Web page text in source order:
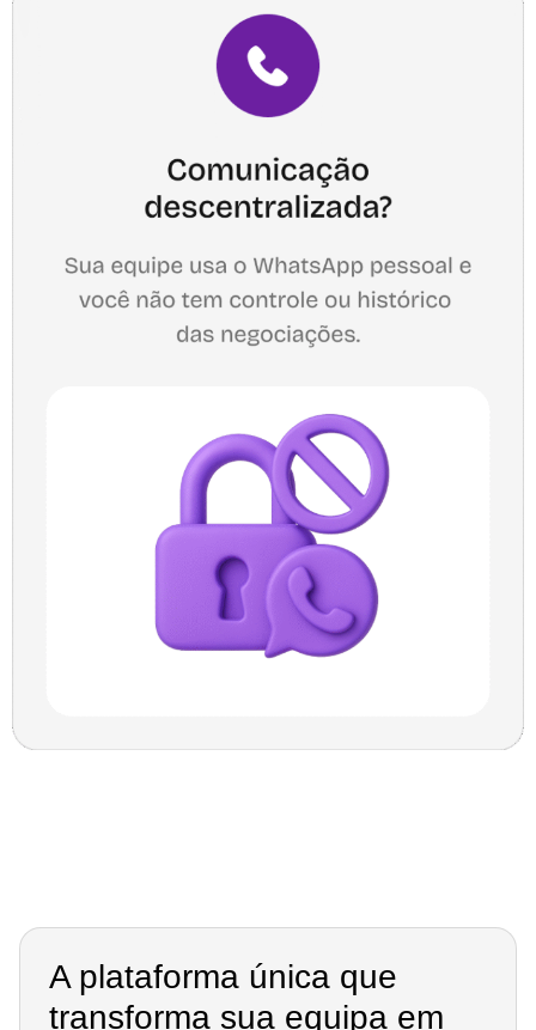
A plataforma única que
transforma sua equipa em